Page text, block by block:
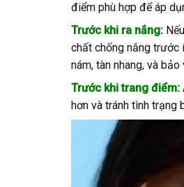
điểm phù hợp để áp
Trước khi ra nắng:
chất chống nắng trước
nám, tàn nhang, và
Trước khi trang điểm:
hơn và tránh tình trạng